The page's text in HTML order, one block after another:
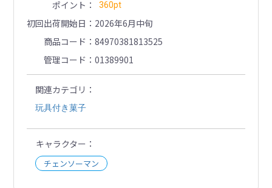
ポイント 360pt
初回出荷開始日
2026年6月中旬
商品コード
84970381813525
管理コード
01389901
関連カテゴリ
玩具付き菓子
キャラクター
チェンソーマン